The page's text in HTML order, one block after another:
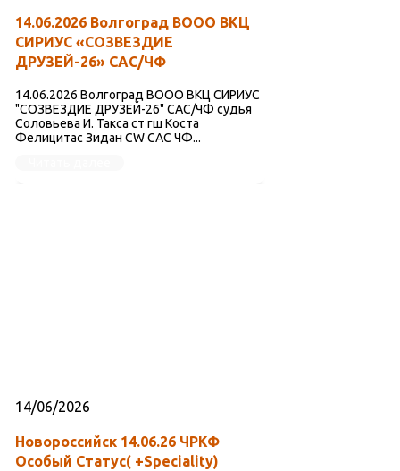
14.06.2026 Волгоград ВООО ВКЦ
СИРИУС «СОЗВЕЗДИЕ
ДРУЗЕЙ-26» САС/ЧФ
14.06.2026 Волгоград ВООО ВКЦ СИРИУС
"СОЗВЕЗДИЕ ДРУЗЕЙ-26" САС/ЧФ судья
Соловьева И. Такса ст гш Коста
Фелицитас Зидан CW САС ЧФ...
14/06/2026
Новороссийск 14.06.26 ЧРКФ
Особый Статус( +Speciality)